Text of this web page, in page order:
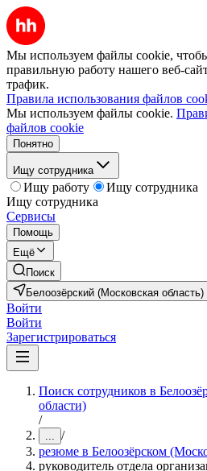
Мы используем файлы cookie,
правильную работу нашего веб-
трафик.
Правила использования файлов
Мы используем файлы cookie.
файлов cookie
Понятно
Ищу сотрудника
Ищу работу
Ищу сотрудника
Ищу сотрудника
Сервисы
Помощь
Ещё
Поиск
Белоозёрский (Московская область)
Войти
Войти
Зарегистрироваться
Поиск сотрудников в
области)
/
... /
резюме в Белоозёрском
руководитель отдела